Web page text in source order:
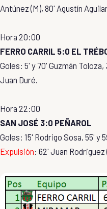
Antúnez (M), 80' Agustín
Hora 20:00
FERRO CARRIL 5:0 EL
Goles: 5' y 70' Guzmán
Juan Duré.
Hora 22:00
SAN JOSÉ 3:0 PEÑAROL
Goles: 15' Rodrigo Sosa, 55' y
Expulsión: 62' Juan Rodriguez